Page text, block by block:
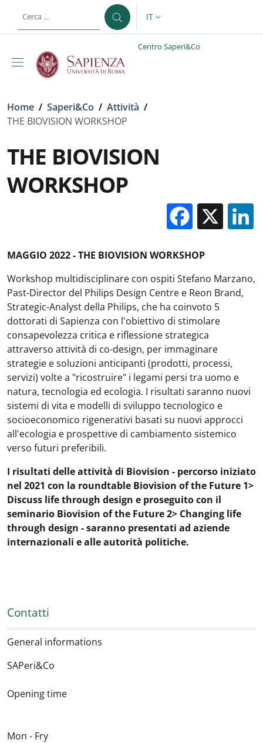
al contenuto principale
SELETTORE LINGUA:
IT
Centro Saperi&Co
Briciole di pane
Home / Saperi&Co / Attività /
THE BIOVISION WORKSHOP
THE BIOVISION
WORKSHOP
X
MAGGIO 2022 - THE BIOVISION WORKSHOP
Workshop multidisciplinare con ospiti Stefano Marzano,
Past-Director del Philips Design Centre e Reon Brand,
Strategic-Analyst della Philips, che ha coinvoto 5
dottorati di Sapienza con l'obiettivo di stimolare
consapevolezza critica e riflessione strategica
attraverso attività di co-design, per immaginare
strategie e soluzioni anticipanti (prodotti, processi,
servizi) volte a "ricostruire" i legami persi tra uomo e
natura, tecnologia ed ecologia. I risultati saranno nuovi
sistemi di vita e modelli di sviluppo tecnologico e
socioeconomico rigenerativi basati su nuovi approcci
all'ecologia e prospettive di cambiamento sistemico
verso futuri preferibili.
I risultati delle attività di Biovision - percorso iniziato
nel 2021 con la roundtable Biovision of the Future 1>
Discuss life through design e proseguito con il
seminario Biovision of the Future 2> Changing life
through design - saranno presentati ad aziende
internazionali e alle autorità politiche.
Contatti
General informations
SAPeri&Co
Opening time
Mon - Fry